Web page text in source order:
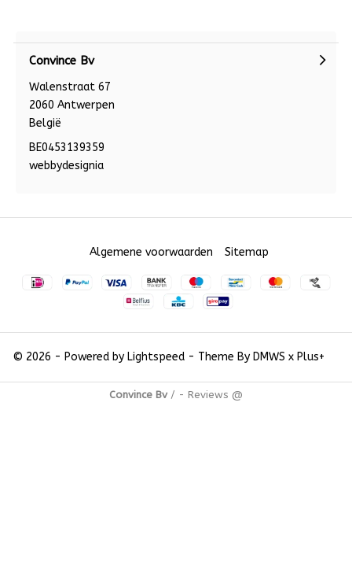
Convince Bv
Walenstraat 67
2060 Antwerpen
België
BE0453139359
webbydesignia
© 2026 - Powered by Lightspeed- Theme By DMWS x Plus+
Algemene voorwaarden Sitemap
Convince Bv/ - Reviews @